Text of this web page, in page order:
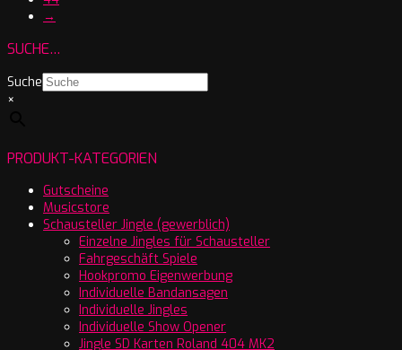
→
SUCHE…
Suche
×
PRODUKT-KATEGORIEN
Gutscheine
Musicstore
Schausteller Jingle (gewerblich)
Einzelne Jingles für Schausteller
Fahrgeschäft Spiele
Hookpromo Eigenwerbung
Individuelle Bandansagen
Individuelle Jingles
Individuelle Show Opener
Jingle SD Karten Roland 404 MK2